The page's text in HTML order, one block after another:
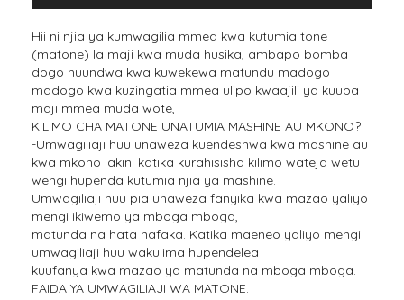
Hii ni njia ya kumwagilia mmea kwa kutumia tone
(matone) la maji kwa muda husika, ambapo bomba
dogo huundwa kwa kuwekewa matundu madogo
madogo kwa kuzingatia mmea ulipo kwaajili ya kuupa
maji mmea muda wote,
KILIMO CHA MATONE UNATUMIA MASHINE AU MKONO?
-Umwagiliaji huu unaweza kuendeshwa kwa mashine au
kwa mkono lakini katika kurahisisha kilimo wateja wetu
wengi hupenda kutumia njia ya mashine.
Umwagiliaji huu pia unaweza fanyika kwa mazao yaliyo
mengi ikiwemo ya mboga mboga,
matunda na hata nafaka. Katika maeneo yaliyo mengi
umwagiliaji huu wakulima hupendelea
kuufanya kwa mazao ya matunda na mboga mboga.
FAIDA YA UMWAGILIAJI WA MATONE.